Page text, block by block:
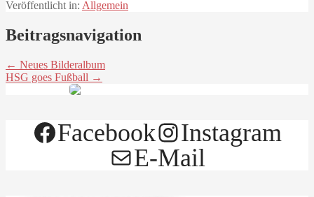
Veröffentlicht in: Allgemein
Beitragsnavigation
← Neues Bilderalbum
HSG goes Fußball →
Facebook
Instagram
E-Mail